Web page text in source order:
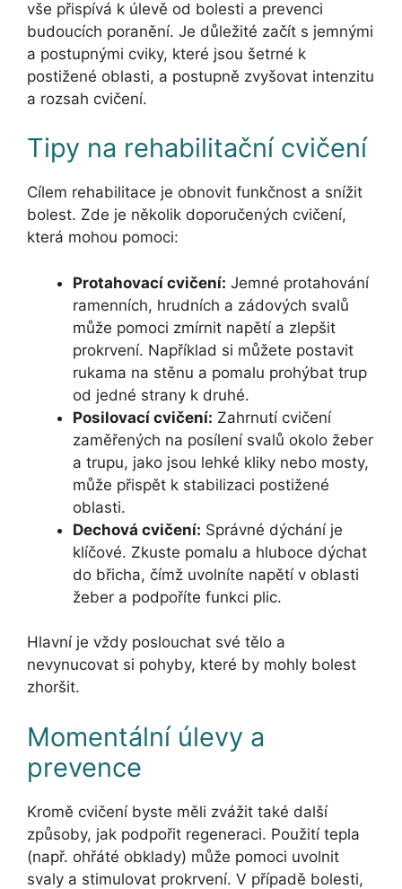
vše přispívá k úlevě od bolesti a prevenci
budoucích poranění. Je důležité začít s jemnými
a postupnými cviky, které jsou šetrné k
postižené oblasti, a postupně zvyšovat intenzitu
a rozsah cvičení.
Tipy na rehabilitační cvičení
Cílem rehabilitace je obnovit funkčnost a snížit
bolest. Zde je několik doporučených cvičení,
která mohou pomoci:
Protahovací cvičení: Jemné protahování
ramenních, hrudních a zádových svalů
může pomoci zmírnit napětí a zlepšit
prokrvení. Například si můžete postavit
rukama na stěnu a pomalu prohýbat trup
od jedné strany k druhé.
Posilovací cvičení: Zahrnutí cvičení
zaměřených na posílení svalů okolo žeber
a trupu, jako jsou lehké kliky nebo mosty,
může přispět k stabilizaci postižené
oblasti.
Dechová cvičení: Správné dýchání je
klíčové. Zkuste pomalu a hluboce dýchat
do břicha, čímž uvolníte napětí v oblasti
žeber a podpoříte funkci plic.
Hlavní je vždy poslouchat své tělo a
nevynucovat si pohyby, které by mohly bolest
zhoršit.
Momentální úlevy a
prevence
Kromě cvičení byste měli zvážit také další
způsoby, jak podpořit regeneraci. Použití tepla
(např. ohřáté obklady) může pomoci uvolnit
svaly a stimulovat prokrvení. V případě bolesti,